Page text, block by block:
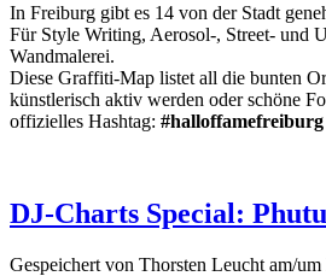
In Freiburg gibt es 14 von der Stadt
Für Style Writing, Aerosol-, Street- und
Wandmalerei.
Diese Graffiti-Map listet all die bunten
künstlerisch aktiv werden oder schöne
offizielles Hashtag: #halloffamefreiburg
DJ-Charts Special:
Gespeichert von Thorsten Leucht am/